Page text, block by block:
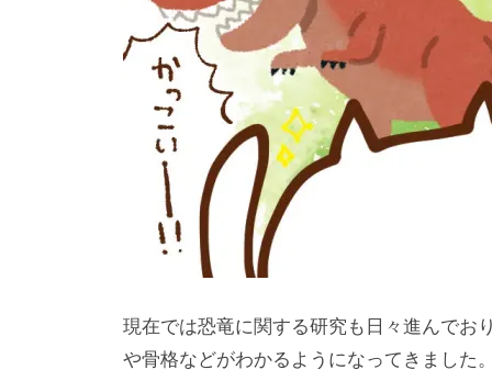
現在では恐竜に関する研究も日々進んでお
や骨格などがわかるようになってきました